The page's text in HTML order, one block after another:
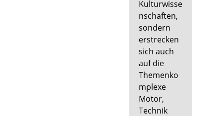
Kulturwisse
nschaften,
sondern
erstrecken
sich auch
auf die
Themenko
mplexe
Motor,
Technik